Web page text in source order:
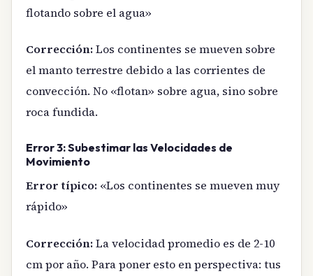
flotando sobre el agua»
Corrección:Los continentes se mueven sobre
el manto terrestre debido a las corrientes de
convección. No «flotan» sobre agua, sino sobre
roca fundida.
Error 3: Subestimar las Velocidades de
Movimiento
Error típico: «Los continentes se mueven muy
rápido»
Corrección:La velocidad promedio es de 2-10
cm por año. Para poner esto en perspectiva: tus